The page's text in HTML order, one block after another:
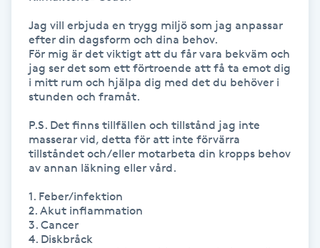
Hårborttagning
Hårbottenbehandling
Hårförlängning
Hårvård
Hälsa
Hälsprickor
Jag vill erbjuda en trygg miljö som jag anpassar
efter din dagsform och dina behov.
För mig är det viktigt att du får vara bekväm och
jag ser det som ett förtroende att få ta emot dig
i mitt rum och hjälpa dig med det du behöver i
stunden och framåt.
P.S. Det finns tillfällen och tillstånd jag inte
masserar vid, detta för att inte förvärra
tillståndet och/eller motarbeta din kropps behov
av annan läkning eller vård.
1. Feber/infektion
2. Akut inflammation
3. Cancer
4. Diskbråck